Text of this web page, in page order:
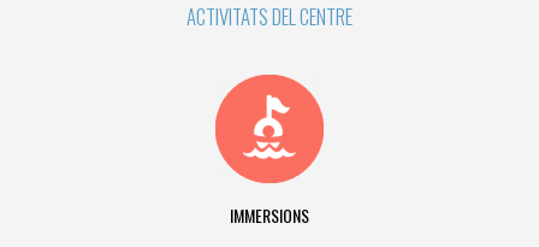
ACTIVITATS DEL CENTRE
IMMERSIONS